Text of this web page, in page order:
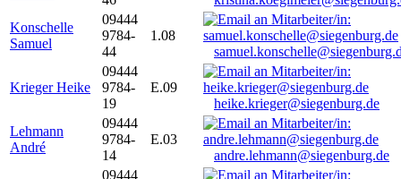
Konschelle
Samuel
09444
9784-
44
1.08
Krieger Heike
09444
9784-
19
E.09
heike.krieger@siegenburg.de
Lehmann
André
09444
9784-
14
E.03
andre.lehmann@siegenburg.de
09444